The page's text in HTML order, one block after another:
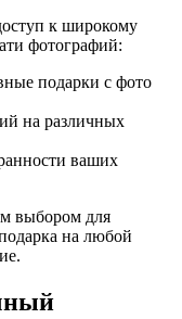
к широкому
фотографий:
подарки с фото
на различных
ваших
выбором для
на любой